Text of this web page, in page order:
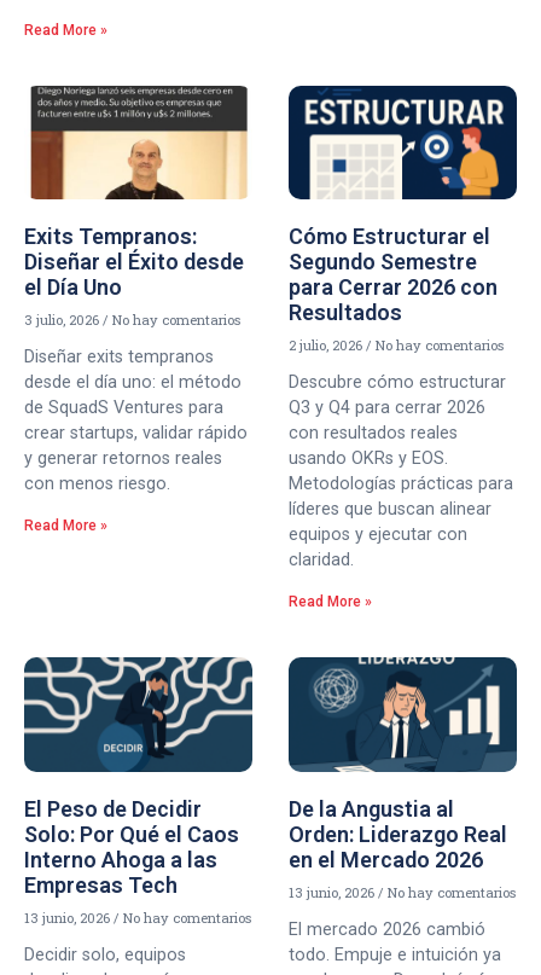
Read More »
Exits Tempranos:
Diseñar el Éxito desde
el Día Uno
3 julio, 2026 No hay comentarios
Diseñar exits tempranos
desde el día uno: el método
de SquadS Ventures para
crear startups, validar rápido
y generar retornos reales
con menos riesgo.
Read More »
Cómo Estructurar el
Segundo Semestre
para Cerrar 2026 con
Resultados
2 julio, 2026 No hay comentarios
Descubre cómo estructurar
Q3 y Q4 para cerrar 2026
con resultados reales
usando OKRs y EOS.
Metodologías prácticas para
líderes que buscan alinear
equipos y ejecutar con
claridad.
Read More »
El Peso de Decidir
Solo: Por Qué el Caos
Interno Ahoga a las
Empresas Tech
13 junio, 2026 No hay comentarios
Decidir solo, equipos
De la Angustia al
Orden: Liderazgo Real
en el Mercado 2026
13 junio, 2026 No hay comentarios
El mercado 2026 cambió
todo. Empuje e intuición ya